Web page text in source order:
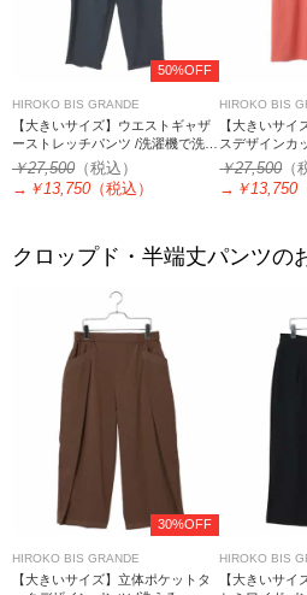
50%OFF
HIROKO BIS GRANDE
【大きいサイズ】ウエストギャザ
ーストレッチパンツ /洗濯機で洗え
る
￥27,500 （税込）
→ ￥13,750 （税込）
HIROKO BIS
【大きいサイ
スデザインカ
える
￥27,500（
→ ￥13,750
クロップド・半端丈パンツの
30%OFF
HIROKO BIS GRANDE
【大きいサイズ】立体ポケットタ
HIROKO BIS
【大きいサイ